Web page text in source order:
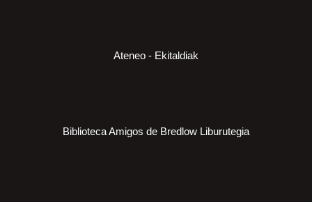
Ateneo - Ekitaldiak
Biblioteca Amigos de Bredlow Liburutegia